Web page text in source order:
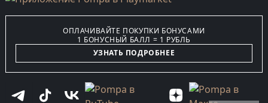
ОПЛАЧИВАЙТЕ ПОКУПКИ БОНУСАМИ
1 БОНУСНЫЙ БАЛЛ = 1 РУБЛЬ
УЗНАТЬ ПОДРОБНЕЕ